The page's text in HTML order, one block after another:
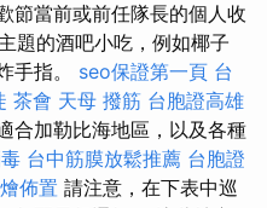
節當前或前任隊長的個人收
題的酒吧小吃，例如椰子
手指。 seo保證第一頁 台
茶會 天母 撥筋 台胞證高雄
合加勒比海地區，以及各種
台中筋膜放鬆推薦 台胞證
佈置 請注意，在下表中巡